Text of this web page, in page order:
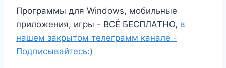
Программы для Windows, мобильные
приложения, игры - ВСЁ БЕСПЛАТНО, в
нашем закрытом телеграмм канале -
Подписывайтесь:)